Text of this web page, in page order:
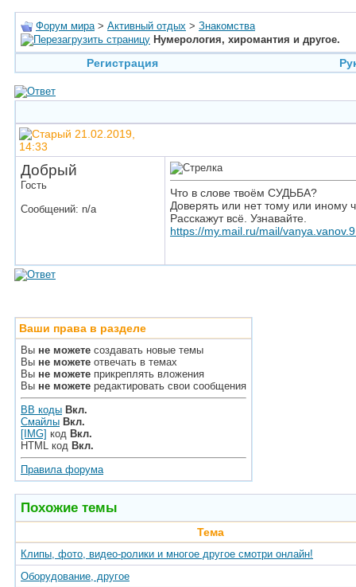
Форум мира > Активный отдых > Знакомства
Нумерология, хиромантия и другое.
Регистрация
21.02.2019,
14:33
Добрый
Гость
Сообщений: n/a
Что в слове твоём СУДЬБА?
Доверять или нет тому или иному
Расскажут всё. Узнавайте.
https://my.mail.ru/mail/
Ваши права в разделе
Вы не можете создавать новые темы
Вы не можете отвечать в темах
Вы не можете прикреплять вложения
Вы не можете редактировать свои сообщения
BB коды Вкл.
Смайлы Вкл.
[IMG] код Вкл.
HTML код Вкл.
Правила форума
Похожие темы
Тема
Клипы, фото, видео-ролики и многое другое смотри онлайн!
Оборудование, другое